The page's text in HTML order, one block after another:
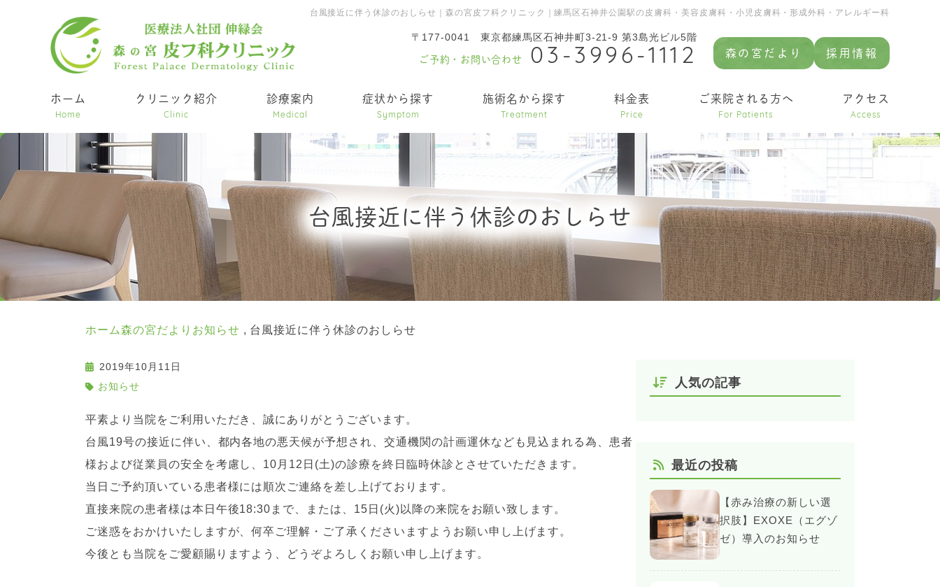
森の宮だより 採用情報
台風接近に伴う休診のおしらせ｜森の宮皮フ科クリニック｜練馬区石神井公園駅の皮膚科・美容皮膚科・小児皮膚科・形成外科・アレルギー科
〒177-0041 東京都練馬区石神井町3-21-9 第3島光ビル5階
ご予約・お問い合わせ 03-3996-1112
ホーム
Home
クリニック紹介
Clinic
診療案内
Medical
症状から探す
Symptom
施術名から探す
Treatment
料金表
Price
ご来院される方へ
For Patients
アクセス
Access
台風接近に伴う休診のおしらせ
ホーム森の宮だより お知らせ 台風接近に伴う休診のおしらせ
2019年10月11日
お知らせ
平素より当院をご利用いただき、誠にありがとうございます。
台風19号の接近に伴い、都内各地の悪天候が予想され、交通機関の計画運休なども見込まれる為、患者
様および従業員の安全を考慮し、10月12日(土)の診療を終日臨時休診とさせていただきます。
当日ご予約頂いている患者様には順次ご連絡を差し上げております。
直接来院の患者様は本日午後18:30まで、または、15日(火)以降の来院をお願い致します。
ご迷惑をおかけいたしますが、何卒ご理解・ご了承くださいますようお願い申し上げます。
今後とも当院をご愛顧賜りますよう、どうぞよろしくお願い申し上げます。
人気の記事
最近の投稿
【赤み治療の新しい選
択肢】EXOXE（エグゾ
ゼ）導入のお知らせ